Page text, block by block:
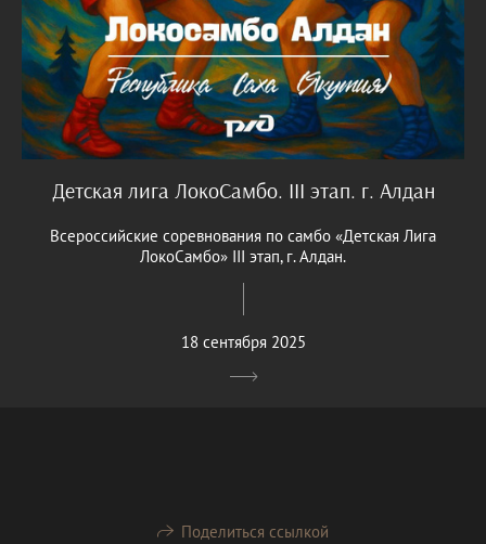
Детская лига ЛокоСамбо. III этап. г. Алдан
Всероссийские соревнования по самбо «Детская Лига
ЛокоСамбо» III этап, г. Алдан.
18 сентября 2025
Поделиться ссылкой